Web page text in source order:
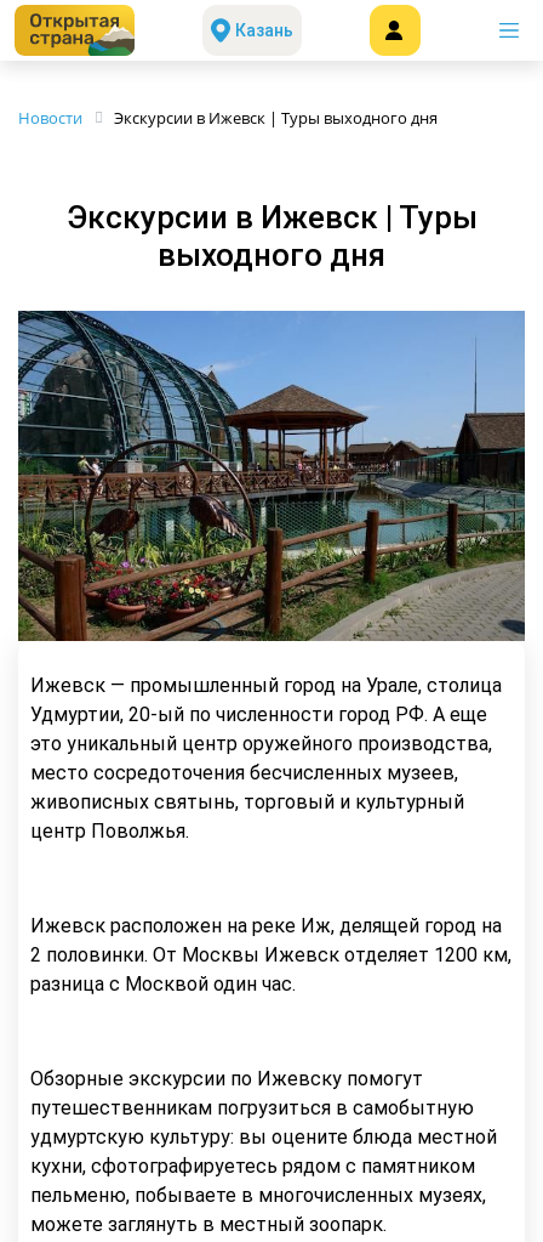
Казань
Новости Экскурсии в Ижевск | Туры выходного дня
Экскурсии в Ижевск | Туры
выходного дня
Ижевск — промышленный город на Урале, столица
Удмуртии, 20-ый по численности город РФ. А еще
это уникальный центр оружейного производства,
место сосредоточения бесчисленных музеев,
живописных святынь, торговый и культурный
центр Поволжья.
Ижевск расположен на реке Иж, делящей город на
2 половинки. От Москвы Ижевск отделяет 1200 км,
разница с Москвой один час.
Обзорные экскурсии по Ижевску помогут
путешественникам погрузиться в самобытную
удмуртскую культуру: вы оцените блюда местной
кухни, сфотографируетесь рядом с памятником
пельменю, побываете в многочисленных музеях,
можете заглянуть в местный зоопарк.